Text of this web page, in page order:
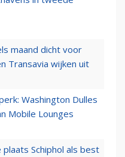
maand dicht voor
Transavia wijken uit
Washington Dulles
Mobile Lounges
Schiphol als best